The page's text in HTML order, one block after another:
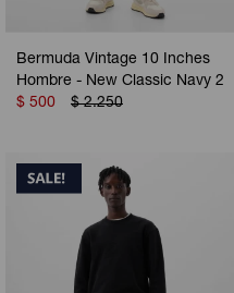
Bermuda Vintage 10 Inches
Hombre - New Classic Navy 2
$ 500 $ 2.250